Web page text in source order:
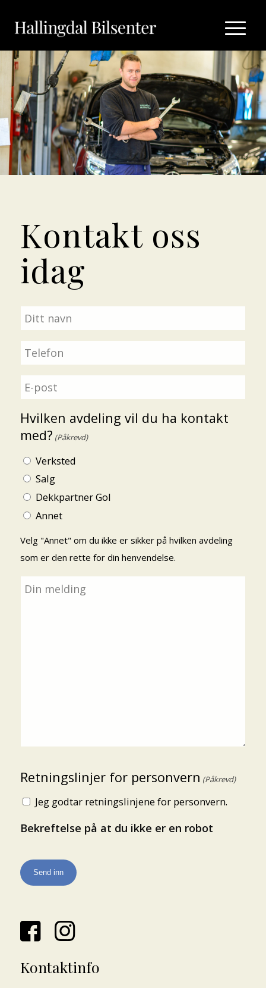
Kontakt oss
idag
Navn
(Påkrevd)
Untitled
(Påkrevd)
Email
(Påkrevd)
Hvilken avdeling vil du ha kontakt
med? (Påkrevd)
Verksted
Salg
Dekkpartner Gol
Annet
Velg "Annet" om du ikke er sikker på hvilken avdeling
som er den rette for din henvendelse.
Melding
Retningslinjer for personvern (Påkrevd)
Jeg godtar retningslinjene for personvern.
Bekreftelse på at du ikke er en robot
Kontaktinfo